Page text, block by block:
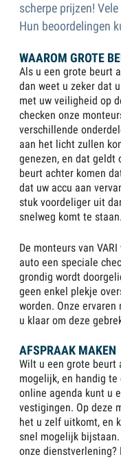
scherpe prijzen!
Hun beoordelingen
WAAROM GROTE
Als u een grote beurt
dan weet u zeker dat
met uw veiligheid op
checken onze
verschillende
aan het licht zullen
genezen, en dat geldt
beurt achter komen
dat uw accu aan
stuk voordeliger uit
snelweg komt te staan.
De monteurs van
auto een speciale
grondig wordt
geen enkel plekje
worden. Onze
u klaar om deze
AFSPRAAK MAKEN
Wilt u een grote beurt
mogelijk, en handig
online agenda kunt u
vestigingen. Op deze
het u zelf uitkomt, en
snel mogelijk
onze dienstverlening?